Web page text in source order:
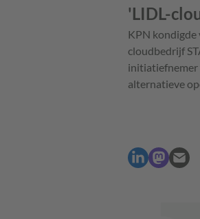
'LIDL-
KPN kondigde
cloudbedrijf
initiatiefnemer
alternatieve